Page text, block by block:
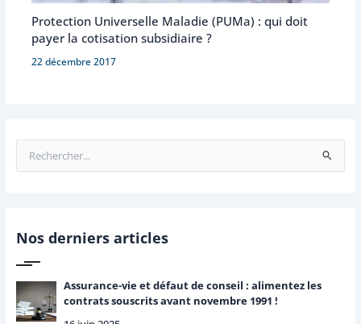
Protection Universelle Maladie (PUMa) : qui doit
payer la cotisation subsidiaire ?
22 décembre 2017
e
r
h
e
r
Nos derniers articles
Assurance-vie et défaut de conseil : alimentez les
contrats souscrits avant novembre 1991 !